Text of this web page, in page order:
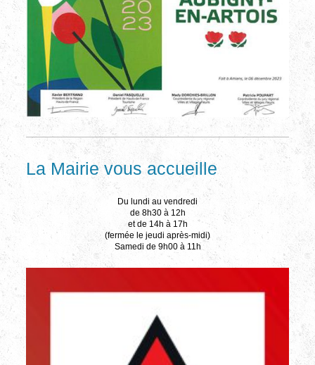
La Mairie vous accueille
Du lundi au vendredi
de 8h30 à 12h
et de 14h à 17h
(fermée le jeudi après-midi)
Samedi de 9h00 à 11h